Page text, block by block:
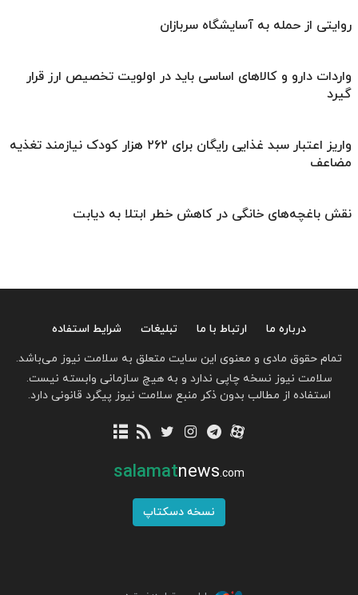
روایتی از حمله به آسایشگاه سربازان
واردات دارو و کالاهای اساسی باید در اولویت تخصیص ارز قرار
گیرد
واریز اعتبار سبد غذایی رایگان برای ۲۶۲ هزار کودک نیازمند تغذیه
مضاعف
نقش باغچه‌های خانگی در کاهش خطر ابتلا به دیابت
درباره ما ارتباط با ما تبلیغات
شرایط استفاده
تمام حقوق مادی و معنوی این سایت متعلق به سلامت نیوز می‌باشد.
سلامت نیوز نسخه چاپی ندارد و به هیچ سازمانی وابسته نیست.
استفاده از مطالب بدون ذکر منبع سلامت نیوز پیگرد قانونی دارد.
salamatnews.com
نسخه دسکتاپ